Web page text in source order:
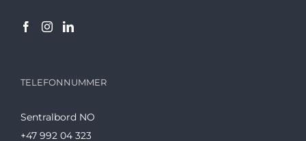
TELEFONNUMMER
Sentralbord NO
+47 992 04 323